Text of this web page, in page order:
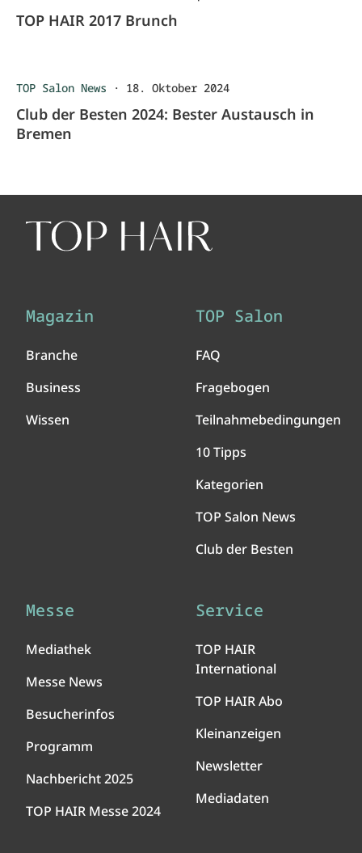
TOP HAIR 2017 Brunch
TOP Salon News · 18. Oktober 2024
Club der Besten 2024: Bester Austausch in
Bremen
Magazin
Branche
Business
Wissen
TOP Salon
FAQ
Fragebogen
Teilnahmebedingungen
10 Tipps
Kategorien
TOP Salon News
Club der Besten
Messe
Mediathek
Messe News
Besucherinfos
Programm
Nachbericht 2025
TOP HAIR Messe 2024
Service
TOP HAIR
International
TOP HAIR Abo
Kleinanzeigen
Newsletter
Mediadaten